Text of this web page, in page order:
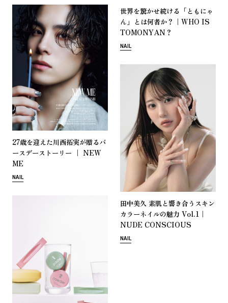
世界を驚かせ続ける 「と も にゃ
ん 」 と は何者か ？｜WHO IS
TOMONYAN？
NAIL
27歳を迎えた川西拓実が贈るバ
ースデース ト ー リ ー ｜ NEW
ME
NAIL
田中美久 素肌と響き合う スキン
カ ラーネイ ルの魅力 Vol.1｜
NUDE CONSCIOUS
NAIL